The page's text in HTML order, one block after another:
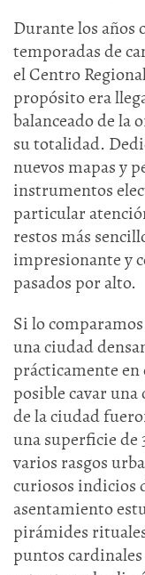
Durante los años
temporadas de
el Centro
propósito era
balanceado de la
su totalidad.
nuevos mapas y
instrumentos
particular
restos más
impresionante y
pasados por alto.
Si lo
una ciudad
prácticamente
posible cavar una
de la ciudad
una superficie de
varios rasgos
curiosos indicios
asentamiento
pirámides
puntos